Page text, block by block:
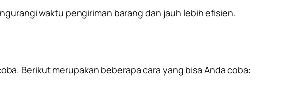
waktu pengiriman barang dan jauh lebih efisien.
Berikut merupakan beberapa cara yang bisa Anda coba: